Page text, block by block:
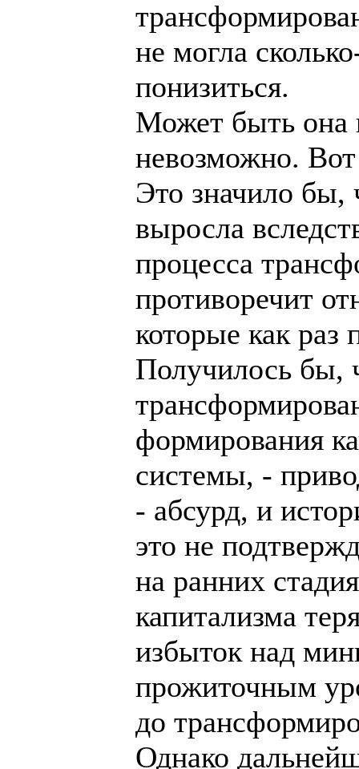
не могла
понизиться.
Может быть она
невозможно.
Это значило бы,
выросла
процесса
противоречит
которые как раз
Получилось бы,
формирования
системы, -
- абсурд, и
это не
на ранних
капитализма
избыток над
прожиточным
до
Однако